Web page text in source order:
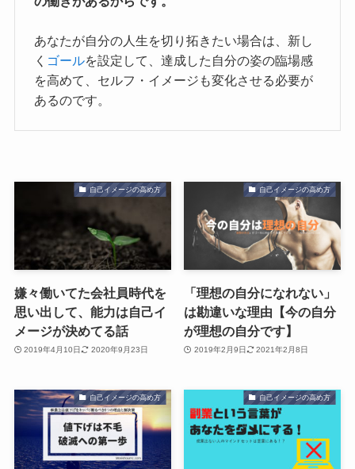
あなたが自分の人生を切り拓きたい場合は、新し
く ゴールを設定して、達成した自分の姿の臨場感
を高めて、セルフ・イメージも変化させる必要が
あるのです。
自己イメージの高め方
嫌々働いてた会社員時代を
思い出して、能力は自己イ
メージが決めてる話
2019年4月10日 2020年9月23日
自己イメージの高め方
「理想の自分になれない」
は勘違いな理由【今の自分
が理想の自分です】
2019年2月9日 2021年2月8日
自己イメージの高め方 自己イメージの高め方